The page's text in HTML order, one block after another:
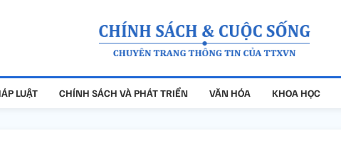
LUẬT CHÍNH SÁCH VÀ PHÁT TRIỂN VĂN HÓA KHOA HỌC